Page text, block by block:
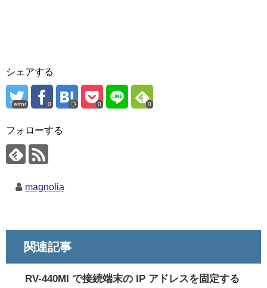
シェアする
error 0 0 0
フォローする
magnolia
関連記事
RV-440MI で接続端末の IP アドレスを固定する